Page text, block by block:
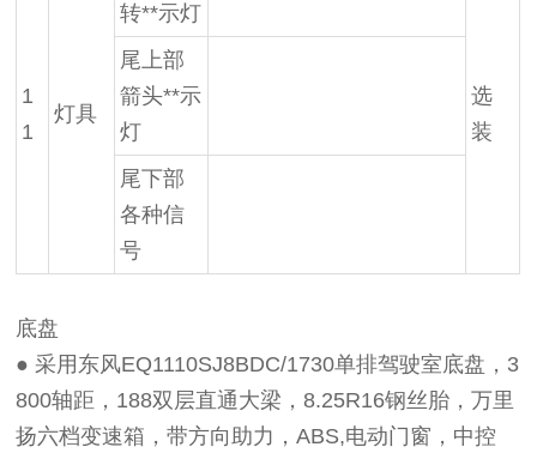
1
1
灯具
转**示灯
选
装
尾上部
箭头**示
灯
尾下部
各种信
号
底盘
● 采用东风EQ1110SJ8BDC/1730单排驾驶室底盘，3
800轴距，188双层直通大梁，8.25R16钢丝胎，万里
扬六档变速箱，带方向助力，ABS,电动门窗，中控